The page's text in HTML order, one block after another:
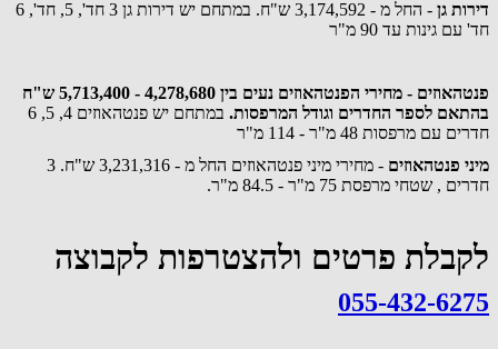
דירות גן
- החל מ - 3,174,592 ש"ח. במתחם יש דירות גן 3 חד', 5, חד', 6
חד' עם גינות עד 90 מ"ר
פנטהאוזים - מחירי הפנטהאוזים נעים בין 4,278,680 - 5,713,400 ש"ח
בהתאם לספר החדרים וגודל המרפסות.
במתחם יש פנטהאוזים 4, 5, 6
חדרים עם מרפסות 48 מ"ר - 114 מ"ר
מיני פנטהאוזים
- מחירי מיני פנטהאוזים החל מ - 3,231,316 ש"ח. 3
חדרים , שטחי מרפסת 75 מ"ר - 84.5 מ"ר.
לקבלת פרטים ולהצטרפות לקבוצה
055-432-6275